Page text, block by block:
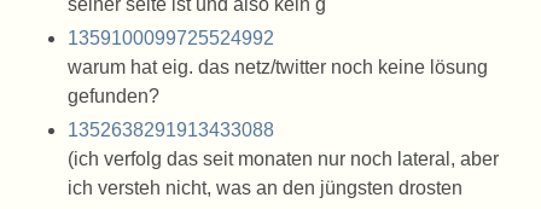
seiner seite ist und also kein g
1359100099725524992
warum hat eig. das netz/twitter noch keine lösung
gefunden?
1352638291913433088
(ich verfolg das seit monaten nur noch lateral, aber
ich versteh nicht, was an den jüngsten drosten